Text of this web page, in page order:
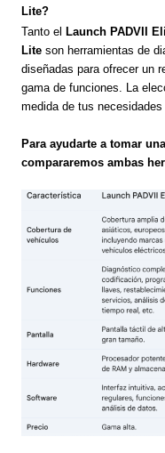
Lite?
Tanto el Launch PADVII
Lite son herramientas de
diseñadas para ofrecer un
gama de funciones. La
medida de tus
Para ayudarte a tomar
compararemos ambas